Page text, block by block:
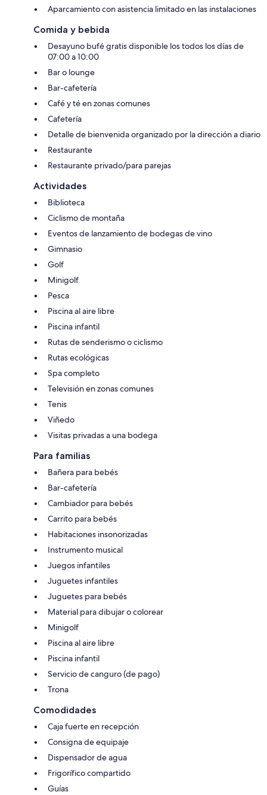
Aparcamiento con asistencia limitado en las instalaciones
Comida y bebida
Desayuno bufé gratis disponible los todos los días de
07:00 a 10:00
Bar o lounge
Bar-cafetería
Café y té en zonas comunes
Cafetería
Detalle de bienvenida organizado por la dirección a diario
Restaurante
Restaurante privado/para parejas
Actividades
Biblioteca
Ciclismo de montaña
Eventos de lanzamiento de bodegas de vino
Gimnasio
Golf
Minigolf
Pesca
Piscina al aire libre
Piscina infantil
Rutas de senderismo o ciclismo
Rutas ecológicas
Spa completo
Televisión en zonas comunes
Tenis
Viñedo
Visitas privadas a una bodega
Para familias
Bañera para bebés
Bar-cafetería
Cambiador para bebés
Carrito para bebés
Habitaciones insonorizadas
Instrumento musical
Juegos infantiles
Juguetes infantiles
Juguetes para bebés
Material para dibujar o colorear
Minigolf
Piscina al aire libre
Piscina infantil
Servicio de canguro (de pago)
Trona
Comodidades
Caja fuerte en recepción
Consigna de equipaje
Dispensador de agua
Frigorífico compartido
Guías